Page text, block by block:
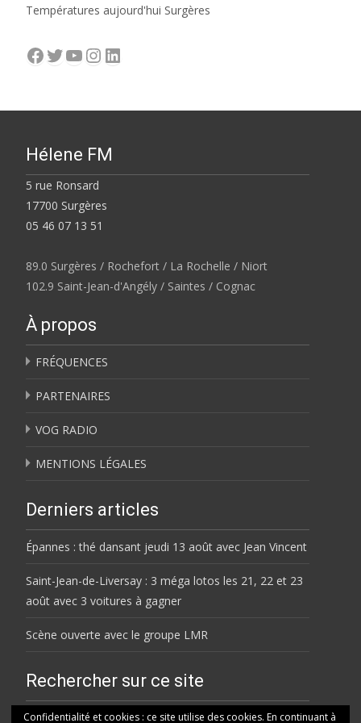
Températures aujourd'hui Surgères
Facebook
Twitter
YouTube
Instagram
LinkedIn
Hélene FM
5 rue Ronsard
17700 Surgères
05 46 07 13 51
89.0 Surgères / Rochefort / La Rochelle / Niort
102.9 Saint-Jean-d'Angély / Saintes / Cognac
À propos
FRÉQUENCES
PARTENAIRES
VOG RADIO
MENTIONS LÉGALES
Derniers articles
Épannes : thé dansant jeudi 13 août avec Jean Vincent
Saint-Jean-de-Liversay : 3 méga lotos les 21, 22 et 23
août avec 3 voitures à gagner
Scène ouverte avec le groupe LMR
Rechercher sur ce site
Rechercher
Confidentialité et cookies : ce site utilise des cookies. En continuant à